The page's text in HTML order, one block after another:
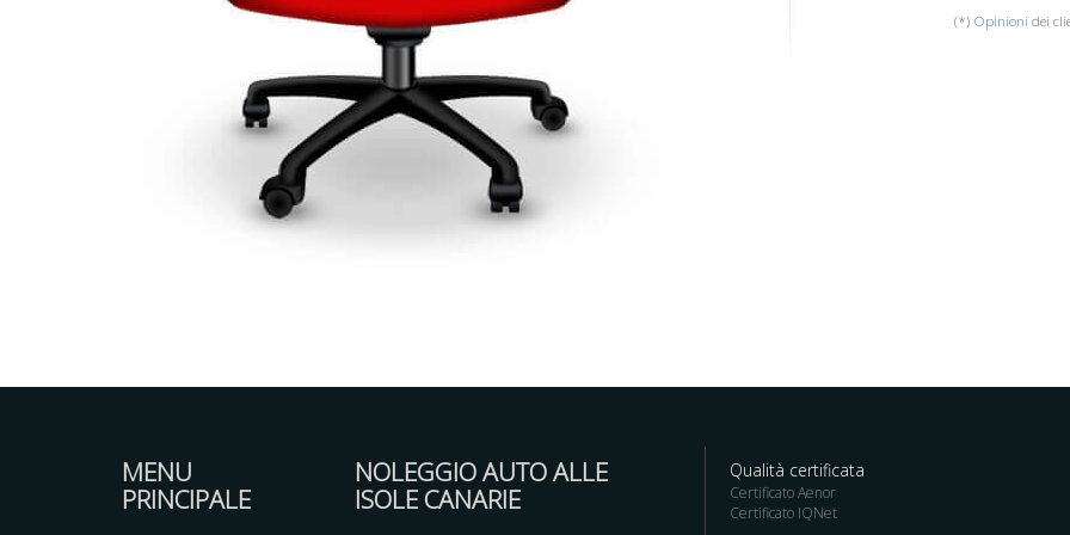
(*) Opinioni dei
MENU
PRINCIPALE
NOLEGGIO AUTO ALLE
ISOLE CANARIE
Qualità certificata
Certificato Aenor
Certificato IQNet